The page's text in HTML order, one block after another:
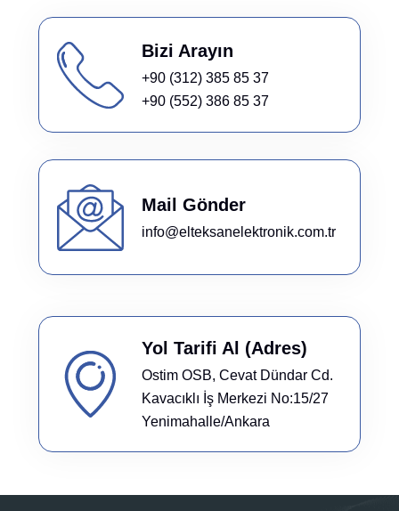
Bizi Arayın
+90 (312) 385 85 37
+90 (552) 386 85 37
Mail Gönder
info@elteksanelektronik.com.tr
Yol Tarifi Al (Adres)
Ostim OSB, Cevat Dündar Cd.
Kavacıklı İş Merkezi No:15/27
Yenimahalle/Ankara